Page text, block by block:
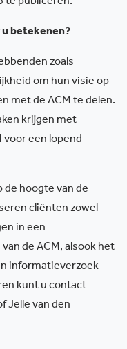
betekenen?
zoals
om hun visie op
met de ACM te delen.
krijgen met
voor een lopend
de hoogte van de
cliënten zowel
in een
de ACM, alsook het
informatieverzoek
kunt u contact
Jelle van den